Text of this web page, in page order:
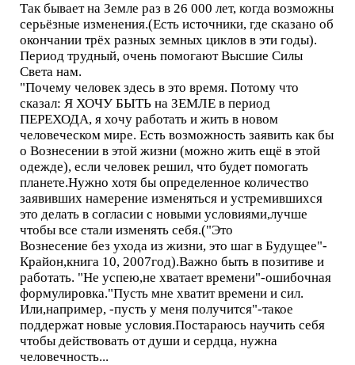
Так бывает на Земле раз в 26 000 лет, когда возможны
серьёзные изменения.(Есть источники, где сказано об
окончании трёх разных земных циклов в эти годы).
Период трудный, очень помогают Высшие Силы
Света нам.
"Почему человек здесь в это время. Потому что
сказал: Я ХОЧУ БЫТЬ на ЗЕМЛЕ в период
ПЕРЕХОДА, я хочу работать и жить в новом
человеческом мире. Есть возможность заявить как бы
о Вознесении в этой жизни (можно жить ещё в этой
одежде), если человек решил, что будет помогать
планете.Нужно хотя бы определенное количество
заявивших намерение изменяться и устремившихся
это делать в согласии с новыми условиями,лучше
чтобы все стали изменять себя.("Это
Вознесение без ухода из жизни, это шаг в Будущее"-
Крайон,книга 10, 2007год).Важно быть в позитиве и
работать. "Не успею,не хватает времени"-ошибочная
формулировка."Пусть мне хватит времени и сил.
Или,например, -пусть у меня получится"-такое
поддержат новые условия.Постараюсь научить себя
чтобы действовать от души и сердца, нужна
человечность...